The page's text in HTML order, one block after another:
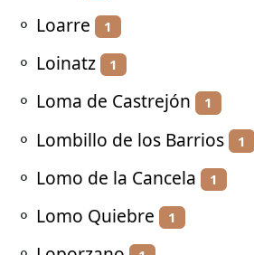
⚬ Loarre 1
⚬ Loinatz 1
⚬ Loma de Castrejón 1
⚬ Lombillo de los Barrios 1
⚬ Lomo de la Cancela 1
⚬ Lomo Quiebre 1